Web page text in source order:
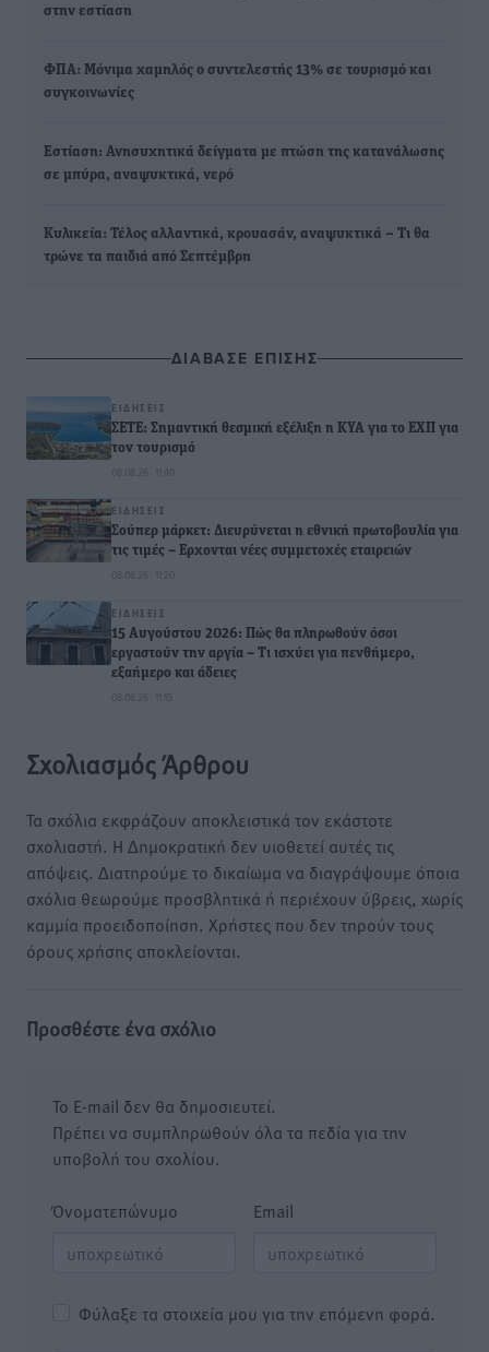
στην εστίαση
ΦΠΑ: Μόνιμα χαμηλός ο συντελεστής 13% σε τουρισμό και
συγκοινωνίες
Εστίαση: Ανησυχητικά δείγματα με πτώση της κατανάλωσης
σε μπύρα, αναψυκτικά, νερό
Κυλικεία: Τέλος αλλαντικά, κρουασάν, αναψυκτικά – Τι θα
τρώνε τα παιδιά από Σεπτέμβρη
ΔΙΑΒΑΣΕ ΕΠΙΣΗΣ
ΕΙΔΉΣΕΙΣ
ΣΕΤΕ: Σημαντική θεσμική εξέλιξη η ΚΥΑ για το ΕΧΠ για
τον τουρισμό
08.08.26 · 11:40
ΕΙΔΉΣΕΙΣ
Σούπερ μάρκετ: Διευρύνεται η εθνική πρωτοβουλία για
τις τιμές – Eρχονται νέες συμμετοχές εταιρειών
08.08.26 · 11:20
ΕΙΔΉΣΕΙΣ
15 Αυγούστου 2026: Πώς θα πληρωθούν όσοι
εργαστούν την αργία – Τι ισχύει για πενθήμερο,
εξαήμερο και άδειες
08.08.26 · 11:15
Σχολιασμός Άρθρου
Τα σχόλια εκφράζουν αποκλειστικά τον εκάστοτε
σχολιαστή. Η Δημοκρατική δεν υιοθετεί αυτές τις
απόψεις. Διατηρούμε το δικαίωμα να διαγράψουμε όποια
σχόλια θεωρούμε προσβλητικά ή περιέχουν ύβρεις, χωρίς
καμμία προειδοποίηση. Χρήστες που δεν τηρούν τους
όρους χρήσης αποκλείονται.
Προσθέστε ένα σχόλιο
Το E-mail δεν θα δημοσιευτεί.
Πρέπει να συμπληρωθούν όλα τα πεδία για την
υποβολή του σχολίου.
Όνοματεπώνυμο Email
Φύλαξε τα στοιχεία μου για την επόμενη φορά.